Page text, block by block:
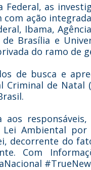
Federal, as
ação
Ibama,
Brasília e
do ramo de
de busca e
Criminal de
Ambiental
decorrente do
Com